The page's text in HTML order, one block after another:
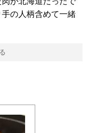
の人柄含めて一緒